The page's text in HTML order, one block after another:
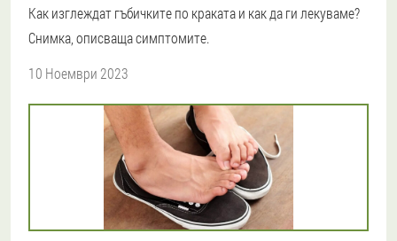
Как изглеждат гъбичките по краката и как да ги лекуваме?
Снимка, описваща симптомите.
10 Ноември 2023